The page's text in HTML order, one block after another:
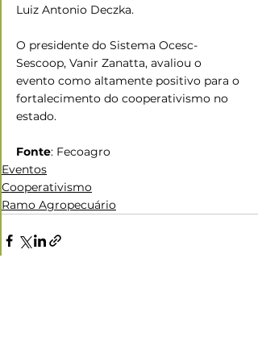
Luiz Antonio Deczka.
O presidente do Sistema Ocesc-
Sescoop, Vanir Zanatta, avaliou o
evento como altamente positivo para o
fortalecimento do cooperativismo no
estado.
Fonte: Fecoagro
Eventos
Cooperativismo
Ramo Agropecuário